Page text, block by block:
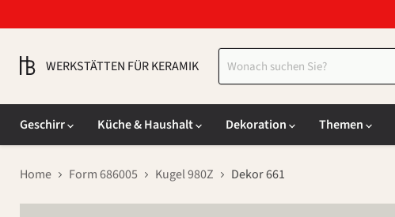
WERKSTÄTTEN FÜR KERAMIK
Geschirr
Küche & Haushalt Dekoration Themen
Home Form 686005 Kugel 980Z Dekor 661